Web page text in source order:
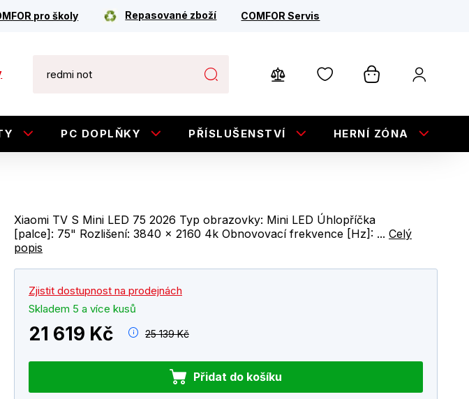
pro školy Repasované zboží COMFOR Servis
PC DOPLŇKY PŘÍSLUŠENSTVÍ HERNÍ ZÓNA
Xiaomi TV S Mini LED 75 2026 Typ obrazovky: Mini LED Úhlopříčka
[palce]: 75" Rozlišení: 3840 x 2160 4k Obnovovací frekvence [Hz]: ... Celý
popis
Zjistit dostupnost na prodejnách
Skladem 5 a více kusů
21 619 Kč 25 139 Kč
Přidat do košíku